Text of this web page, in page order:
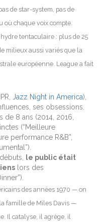
de star-system, pas de
où chaque voix compte.
tentaculaire : plus de 25
milieux aussi variés que la
européenne. League a fait
Jazz Night in America),
ses obsessions.
de 8 ans (2014, 2016,
(“Meilleure
performance R&B”,
le public était
lors des
des années 1970 — on
famille de Miles Davis —
Il catalyse, il agrège, il